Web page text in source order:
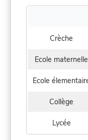
Crèche
Ecole maternelle
Ecole
Collège
Lycée